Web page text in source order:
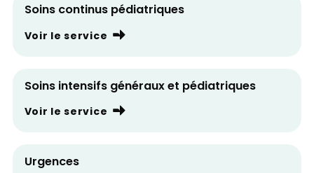
Soins continus pédiatriques
Voir le service
Soins intensifs généraux et pédiatriques
Voir le service
Urgences